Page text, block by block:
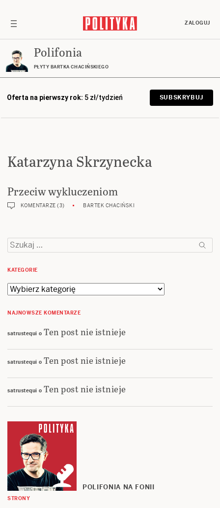
ZALOGUJ
Polifonia
PŁYTY BARTKA CHACIŃSKIEGO
Oferta na pierwszy rok: 5 zł/tydzień SUBSKRYBUJ
Katarzyna Skrzynecka
Przeciw wykluczeniom
KOMENTARZE (3) BARTEK CHACIŃSKI
Szukaj:
KATEGORIE
Kategorie
NAJNOWSZE KOMENTARZE
satrustequi o Ten post nie istnieje
satrustequi o Ten post nie istnieje
satrustequi o Ten post nie istnieje
POLIFONIA NA FONII
STRONY